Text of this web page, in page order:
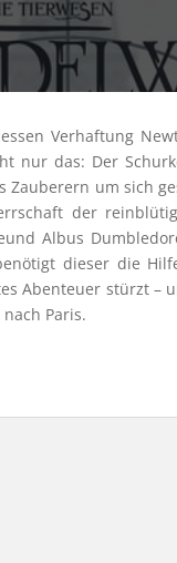
Verhaftung
nur das: Der
Zauberern um sich
der
Albus
dieser die
Abenteuer stürzt –
Paris.